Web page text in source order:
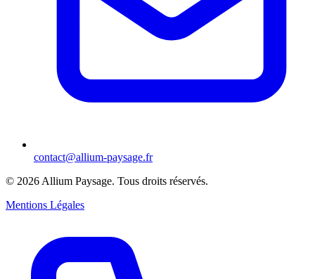
contact@allium-paysage.fr
© 2026 Allium Paysage. Tous droits réservés.
Mentions Légales